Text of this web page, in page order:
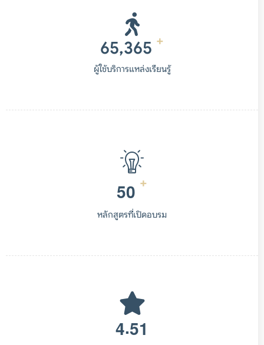
65,365 +
ผู้ใช้บริการแหล่งเรียนรู้
50 +
หลักสูตรที่เปิดอบรม
4.51